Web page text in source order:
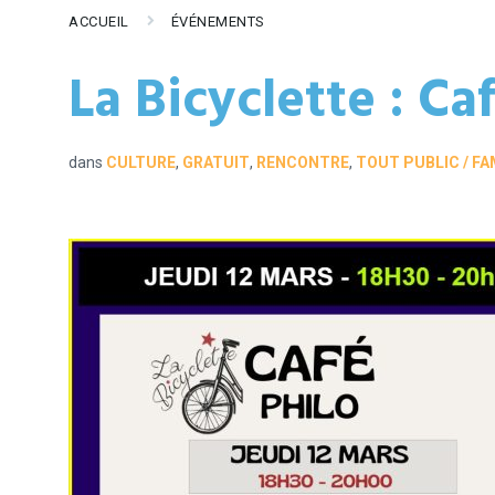
ACCUEIL ÉVÉNEMENTS
La Bicyclette :
dans CULTURE, GRATUIT, RENCONTRE, TOUT PUBLIC /